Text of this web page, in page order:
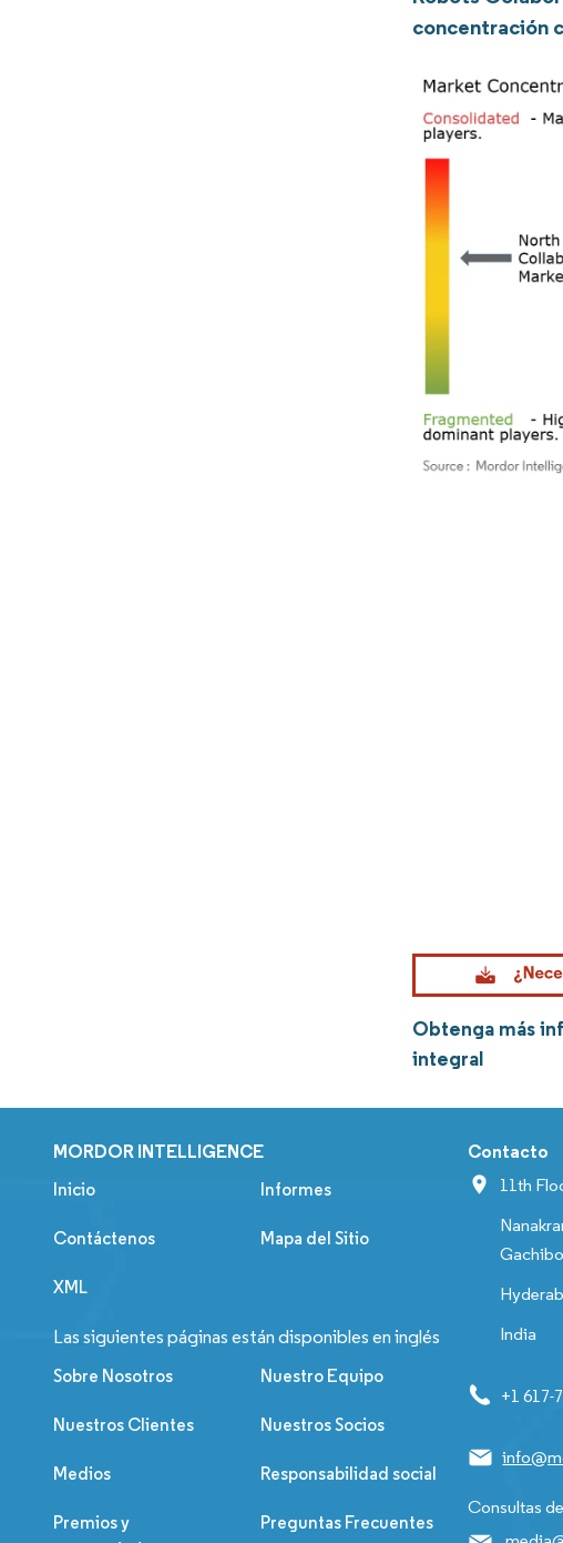
concentración
Obtenga más
integral
MORDOR INTELLIGENCE
Inicio Informes
Contáctenos Mapa del Sitio
XML
Las siguientes páginas están disponibles en inglés
Sobre Nosotros Nuestro Equipo
Nuestros Clientes Nuestros Socios
Medios Responsabilidad social
Premios y
Preguntas Frecuentes
Contacto
11th
India
+1 617-
Consultas